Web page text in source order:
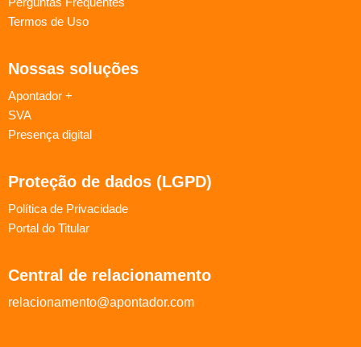
Termos de Uso
Nossas soluções
Apontador +
SVA
Presença digital
Proteção de dados (LGPD)
Política de Privacidade
Portal do Titular
Central de relacionamento
relacionamento@apontador.com